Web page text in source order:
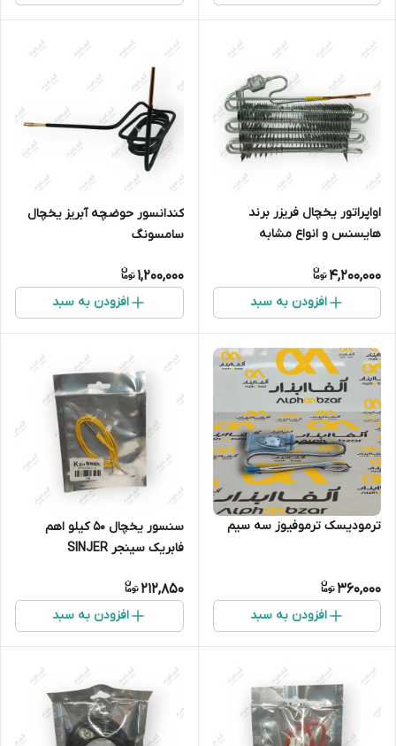
اواپراتور یخچال فریزر برند
هایسنس و انواع مشابه
4,200,000
افزودن به سبد
کندانسور حوضچه آبریز یخچال
سامسونگ
1,200,000
افزودن به سبد
ترمودیسک ترموفیوز سه سیم
360,000
افزودن به سبد
سنسور یخچال 50 کیلو اهم
فابریک سینجر SINJER
212,850
افزودن به سبد